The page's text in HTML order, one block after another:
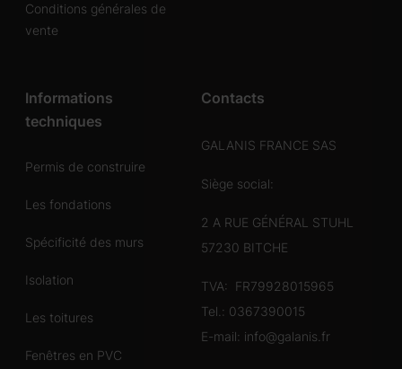
Conditions générales de
vente
Informations
techniques
Permis de construire
Les fondations
Spécificité des murs
Isolation
Les toitures
Fenêtres en PVC
Contacts
GALANIS FRANCE SAS
Siège social:
2 A RUE GÉNÉRAL STUHL
57230 BITCHE
TVA: FR79928015965
Tel.: 0367390015
E-mail: info@galanis.fr